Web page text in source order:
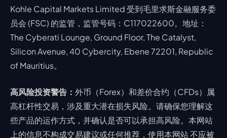
Kohle Capital Markets Limited 受到毛里求斯金融服务委
员会 (FSC) 的监管，监管号码：C117022600。地址：
The Cyberati Lounge, Ground Floor, The Catalyst,
Silicon Avenue, 40 Cybercity, Ebene 72201, Republic
of Mauritius。
高风险投资警告： 外币（Forex）和差价合约（CFDs）属
高杠杆性交易，涉及重大潜在损失风险。请确保您理解这
些产品的运作方式，并确认是否可以承担高风险。本网站
上的信息不构成交易建议或任何推荐，使用本网站 不应被